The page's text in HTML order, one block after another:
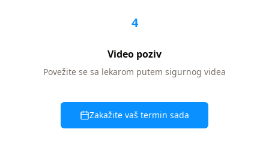
4
Video poziv
Povežite se sa lekarom putem sigurnog videa
Zakažite vaš termin sada